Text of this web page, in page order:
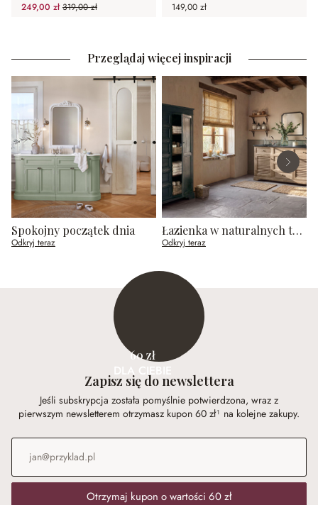
249,00 zł319,00 zł
(21.94%spared) 149,00 zł
Przeglądaj więcej inspiracji
Spokojny początek dnia
Odkryj teraz
Łazienka w naturalnych tonach
Odkryj teraz
60 zł
DLA CIEBIE
Zapisz się do newslettera
Jeśli subskrypcja została pomyślnie potwierdzona, wraz z
pierwszym newsletterem otrzymasz kupon 60 zł¹ na kolejne zakupy.
Adres e-mail*
Otrzymaj kupon o wartości 60 zł